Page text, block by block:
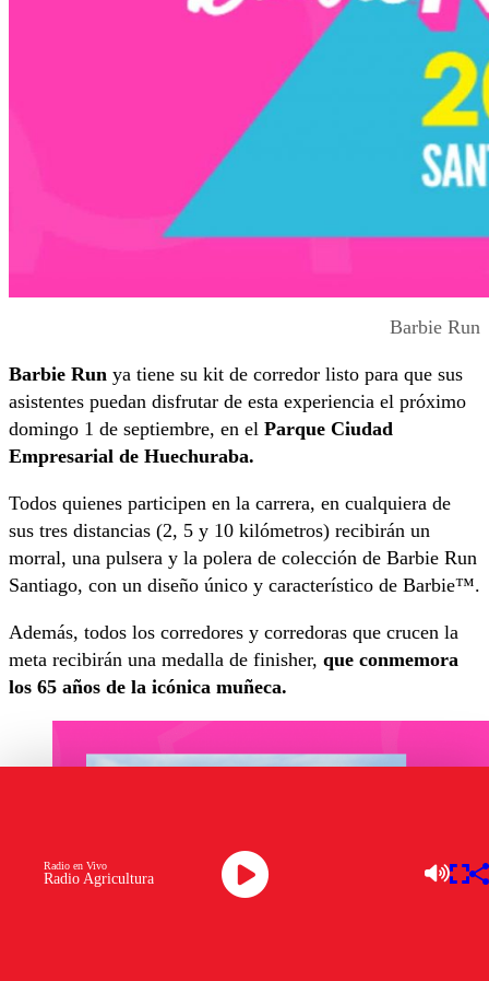
Barbie Run
Barbie Run ya tiene su kit de corredor listo para que sus
asistentes puedan disfrutar de esta experiencia el próximo
domingo 1 de septiembre, en el Parque Ciudad
Empresarial de Huechuraba.
Todos quienes participen en la carrera, en cualquiera de
sus tres distancias (2, 5 y 10 kilómetros) recibirán un
morral, una pulsera y la polera de colección de Barbie Run
Santiago, con un diseño único y característico de Barbie™.
Además, todos los corredores y corredoras que crucen la
meta recibirán una medalla de finisher, que conmemora
los 65 años de la icónica muñeca.
Radio Agricultura
Radio en Vivo